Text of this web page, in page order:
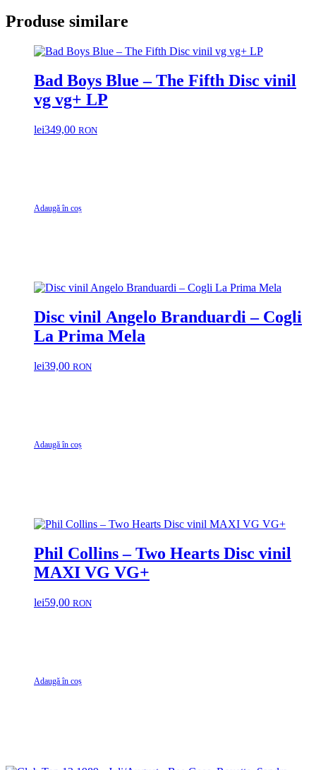
Produse similare
Bad Boys Blue ‎– The Fifth Disc vinil
vg vg+ LP
lei349,00 RON
Adaugă în coș
Disc vinil Angelo Branduardi – Cogli
La Prima Mela
lei39,00 RON
Adaugă în coș
Phil Collins – Two Hearts Disc vinil
MAXI VG VG+
lei59,00 RON
Adaugă în coș